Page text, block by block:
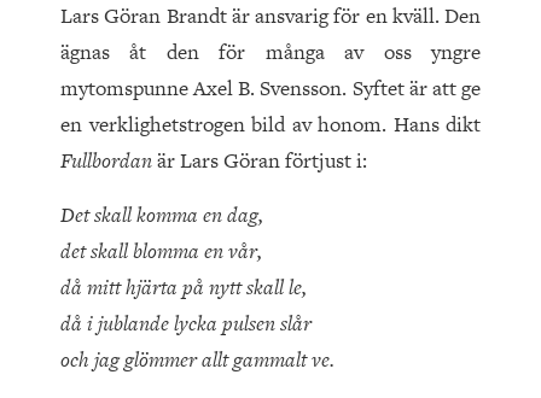
Lars Göran Brandt är ansvarig för en kväll. Den
ägnas åt den för många av oss yngre
mytomspunne Axel B. Svensson. Syftet är att ge
en verklighetstrogen bild av honom. Hans dikt
Fullbordanär Lars Göran förtjust i:
Det skall komma en dag,
det skall blomma en vår,
då mitt hjärta på nytt skall le,
då i jublande lycka pulsen slår
och jag glömmer allt gammalt ve.